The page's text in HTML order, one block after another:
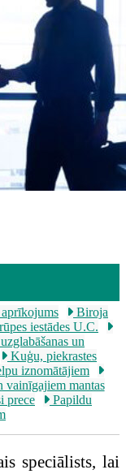
Biroja
iestādes U.C.
un
Kuģu, piekrastes
iznomātājiem
vainīgajiem mantas
prece
Papildu
speciālists, lai